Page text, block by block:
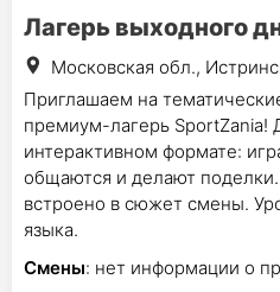
Лагерь выходного
Московская обл.,
Приглашаем на
премиум-лагерь SportZania!
интерактивном формате:
общаются и делают
встроено в сюжет смены.
языка.
Смены: нет информации о